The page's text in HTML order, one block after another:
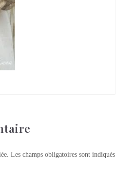
Les champs obligatoires sont indiqués